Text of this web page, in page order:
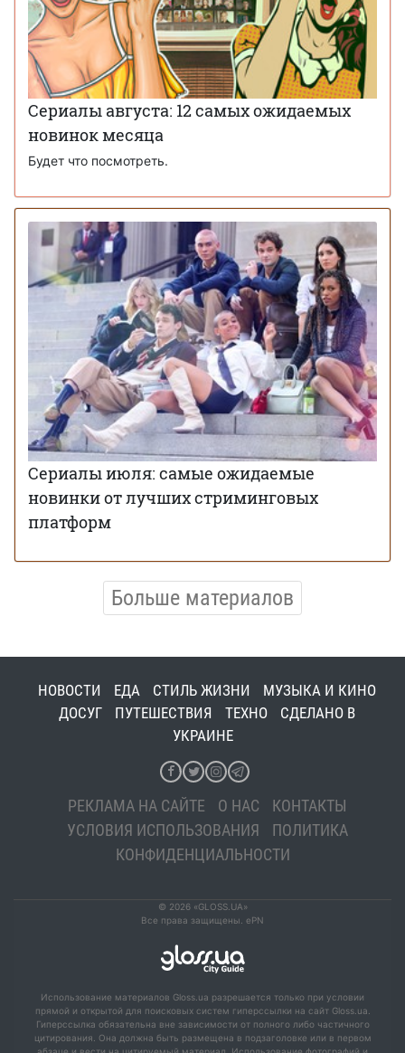
Сериалы августа: 12 самых ожидаемых
новинок месяца
Будет что посмотреть.
Сериалы июля: самые ожидаемые
новинки от лучших стриминговых
платформ
Больше материалов
НОВОСТИ ЕДА СТИЛЬ ЖИЗНИ
МУЗЫКА И КИНО
ДОСУГ
ПУТЕШЕСТВИЯ ТЕХНО
СДЕЛАНО В
УКРАИНЕ
РЕКЛАМА НА САЙТЕ О НАС
КОНТАКТЫ
УСЛОВИЯ ИСПОЛЬЗОВАНИЯ
ПОЛИТИКА
КОНФИДЕНЦИАЛЬНОСТИ
© 2026 «GLOSS.UA»
Все права защищены. ePN
Использование материалов Gloss.ua разрешается только при условии
прямой и открытой для поисковых систем гиперссылки на сайт Gloss.ua.
Гиперссылка обязательна вне зависимости от полного либо частичного
цитирования. Она должна быть размещена в подзаголовке или в первом